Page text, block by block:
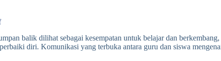
balik dilihat sebagai kesempatan untuk belajar dan
diri. Komunikasi yang terbuka antara guru dan siswa